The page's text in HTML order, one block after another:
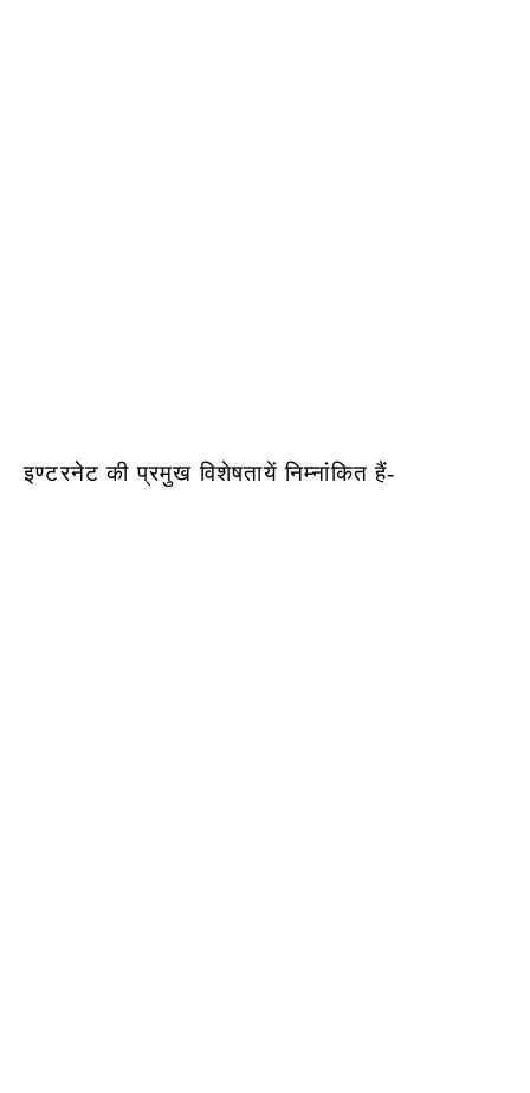
इण्टरनेट की प्रमुख विशेषतायें निम्नांकित हैं-